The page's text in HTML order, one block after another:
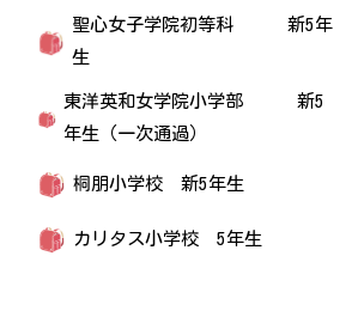
聖心女子学院初等科 新5年
生
東洋英和女学院小学部 新5
年生（一次通過）
桐朋小学校 新5年生
カリタス小学校 5年生